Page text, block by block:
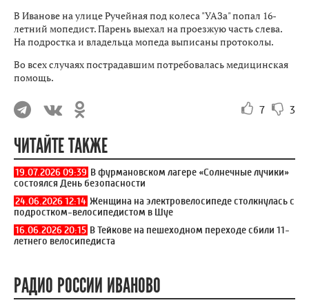
В Иванове на улице Ручейная под колеса "УАЗа" попал 16-
летний мопедист. Парень выехал на проезжую часть слева.
На подростка и владельца мопеда выписаны протоколы.
Во всех случаях пострадавшим потребовалась медицинская
помощь.
7 3
ЧИТАЙТЕ ТАКЖЕ
19.07.2026 09:39 В фурмановском лагере «Солнечные лучики»
состоялся День безопасности
24.06.2026 12:14 Женщина на электровелосипеде столкнулась с
подростком-велосипедистом в Шуе
16.06.2026 20:15 В Тейкове на пешеходном переходе сбили 11-
летнего велосипедиста
РАДИО РОССИИ ИВАНОВО